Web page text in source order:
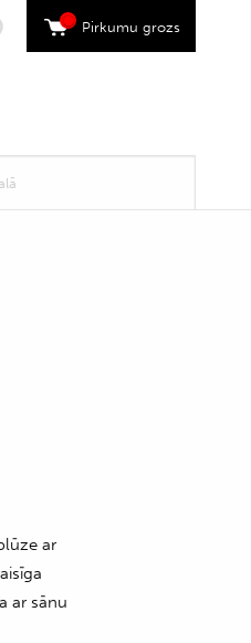
Pirkumu grozs
0
ar
ar sānu